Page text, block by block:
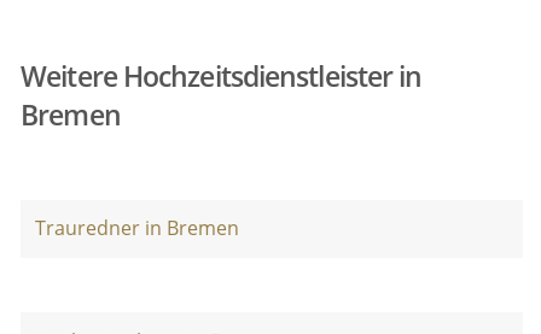
Weitere Hochzeitsdienstleister in
Bremen
Trauredner in Bremen